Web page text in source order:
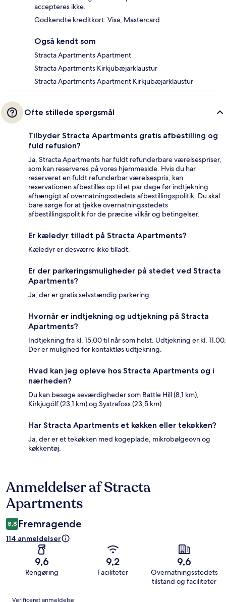
accepteres ikke.
Godkendte kreditkort: Visa, Mastercard
Også kendt som
Stracta Apartments Apartment
Stracta Apartments Kirkjubæjarklaustur
Stracta Apartments Apartment Kirkjubæjarklaustur
Ofte stillede spørgsmål
Tilbyder Stracta Apartments gratis afbestilling og
fuld refusion?
Ja, Stracta Apartments har fuldt refunderbare værelsespriser,
som kan reserveres på vores hjemmeside. Hvis du har
reserveret en fuldt refunderbar værelsespris, kan
reservationen afbestilles op til et par dage før indtjekning
afhængigt af overnatningsstedets afbestillingspolitik. Du skal
bare sørge for at tjekke overnatningsstedets
afbestillingspolitik for de præcise vilkår og betingelser.
Er kæledyr tilladt på Stracta Apartments?
Kæledyr er desværre ikke tilladt.
Er der parkeringsmuligheder på stedet ved Stracta
Apartments?
Ja, der er gratis selvstændig parkering.
Hvornår er indtjekning og udtjekning på Stracta
Apartments?
Indtjekning fra kl. 15.00 til når som helst. Udtjekning er kl. 11.00.
Der er mulighed for kontaktløs udtjekning.
Hvad kan jeg opleve hos Stracta Apartments og i
nærheden?
Du kan besøge seværdigheder som Battle Hill (8,1 km),
Kirkjugólf (23,1 km) og Systrafoss (23,5 km).
Har Stracta Apartments et køkken eller tekøkken?
Ja, der er et tekøkken med kogeplade, mikrobølgeovn og
køkkentøj.
Anmeldelser
Anmeldelser af Stracta
Apartments
8,8 Fremragende
114 anmeldelser
9,6
Rengøring
9,2
Faciliteter
9,6
Overnatningsstedets
tilstand og faciliteter
Anmeldelser
Verificeret anmeldelse